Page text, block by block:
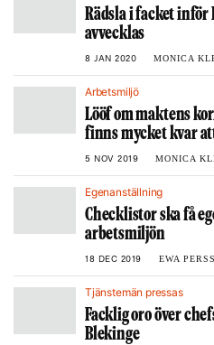
S: Hans Ekström: frågan är
finns redan i dag
MP: Camilla Hansén: tror inte på
tjänstefel.
V: Anastasia von Born: V är
utöka straffansvaret.
Rädsla i facket
avvecklas
8 JAN 2020 MONICA
Arbetsmiljö
Lööf om maktens
finns mycket kvar
5 NOV 2019 MONICA
Egenanställning
Checklistor ska få
arbetsmiljön
18 DEC 2019 EWA
Tjänstemän pressas
Facklig oro över
Blekinge